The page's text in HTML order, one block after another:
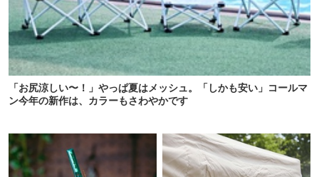
「お尻涼しい〜！」やっぱ夏はメッシュ。「しかも安い」コールマ
ン今年の新作は、カラーもさわやかです